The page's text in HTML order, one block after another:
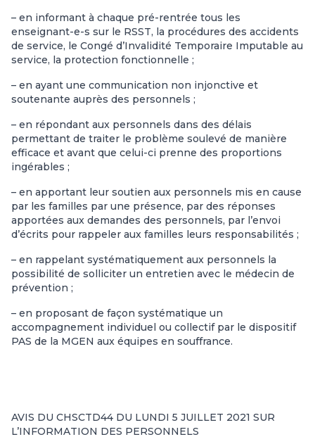
– en informant à chaque pré-rentrée tous les
enseignant-e-s sur le RSST, la procédures des accidents
de service, le Congé d’Invalidité Temporaire Imputable au
service, la protection fonctionnelle ;
– en ayant une communication non injonctive et
soutenante auprès des personnels ;
– en répondant aux personnels dans des délais
permettant de traiter le problème soulevé de manière
efficace et avant que celui-ci prenne des proportions
ingérables ;
– en apportant leur soutien aux personnels mis en cause
par les familles par une présence, par des réponses
apportées aux demandes des personnels, par l’envoi
d’écrits pour rappeler aux familles leurs responsabilités ;
– en rappelant systématiquement aux personnels la
possibilité de solliciter un entretien avec le médecin de
prévention ;
– en proposant de façon systématique un
accompagnement individuel ou collectif par le dispositif
PAS de la MGEN aux équipes en souffrance.
AVIS DU CHSCTD44 DU LUNDI 5 JUILLET 2021 SUR
L’INFORMATION DES PERSONNELS